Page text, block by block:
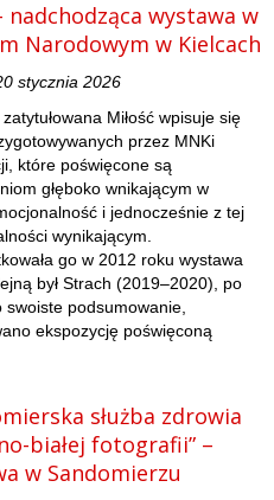
nadchodząca wystawa w
Narodowym w Kielcach
stycznia 2026
Miłość wpisuje się
przez MNKi
które poświęcone są
głęboko wnikającym w
i jednocześnie z tej
wynikającym.
go w 2012 roku wystawa
był Strach (2019–2020), po
swoiste podsumowanie,
ekspozycję poświęconą
służba zdrowia
białej fotografii” –
w Sandomierzu